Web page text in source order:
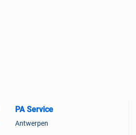
PA Service
Antwerpen